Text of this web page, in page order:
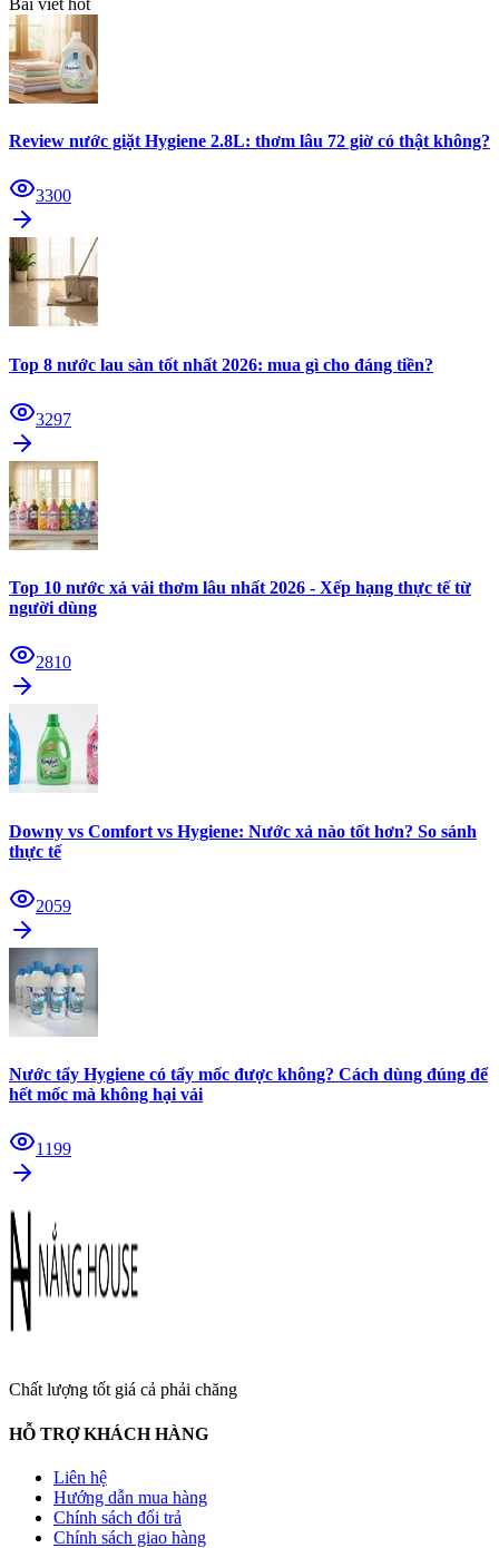
Review nước giặt Hygiene 2.8L: thơm lâu 72 giờ có thật không?
3300
Top 8 nước lau sàn tốt nhất 2026: mua gì cho đáng tiền?
3297
Top 10 nước xả vải thơm lâu nhất 2026 - Xếp hạng thực tế từ
người dùng
2810
Downy vs Comfort vs Hygiene: Nước xả nào tốt hơn? So sánh
thực tế
2059
Nước tẩy Hygiene có tẩy mốc được không? Cách dùng đúng để
hết mốc mà không hại vải
1199
Chất lượng tốt giá cả phải chăng
HỖ TRỢ KHÁCH HÀNG
Liên hệ
Hướng dẫn mua hàng
Chính sách đổi trả
Chính sách giao hàng